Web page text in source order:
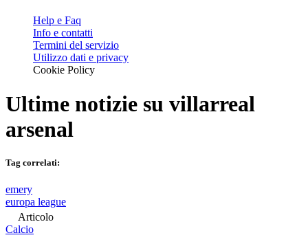
Help e Faq
Info e contatti
Termini del servizio
Utilizzo dati e privacy
Cookie Policy
Ultime notizie su villarreal
arsenal
Tag correlati:
emery
europa league
Articolo
Calcio